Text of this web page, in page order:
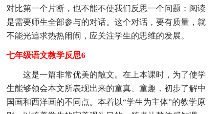
对比第一个片断，也不能不使我们反思一个问题：阅读
是需要师生全部参与的对话。这个对话，要有质量，就
不能光追求热热闹闹，应关注学生的思维的发展。
七年级语文教学反思6
这是一篇非常优美的散文。在上本课时，为了使学
生能够领会本文所表现出来的童真、童趣，初步了解中
国画和西洋画的不同点。本着以“学生为主体”的教学原